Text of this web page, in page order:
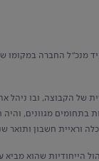
מנכ"ל החברה במקומו
של הקבוצה, ובו
מגוונים,
הייחודיות שהוא